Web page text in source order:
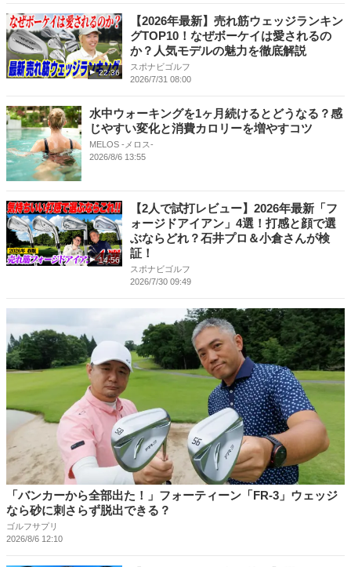
22:36
【2026年最新】売れ筋ウェッジランキン
グTOP10！なぜボーケイは愛されるの
か？人気モデルの魅力を徹底解説
スポナビゴルフ
2026/7/31 08:00
水中ウォーキングを1ヶ月続けるとどうなる？感
じやすい変化と消費カロリーを増やすコツ
MELOS -メロス-
2026/8/6 13:55
14:56
【2人で試打レビュー】2026年最新「フ
ォージドアイアン」4選！打感と顔で選
ぶならどれ？石井プロ＆小倉さんが検
証！
スポナビゴルフ
2026/7/30 09:49
「バンカーから全部出た！」フォーティーン「FR-3」ウェッジ
なら砂に刺さらず脱出できる？
ゴルフサプリ
2026/8/6 12:10